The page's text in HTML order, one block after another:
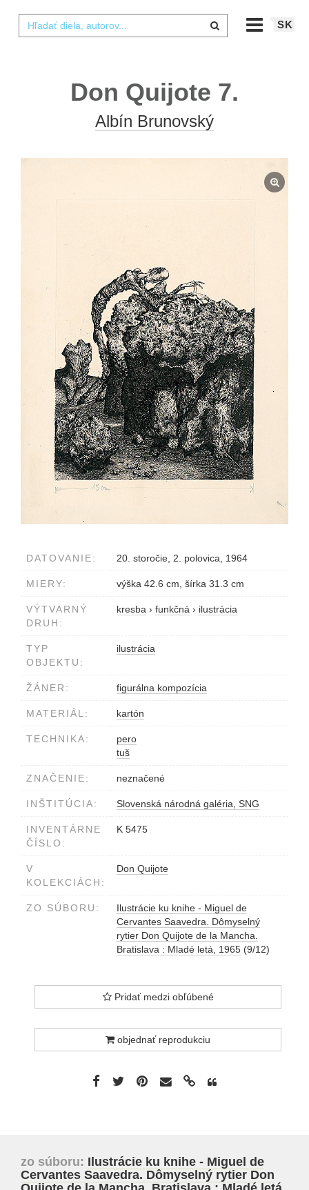
SK
Don Quijote 7.
Albín Brunovský
DATOVANIE: 20. storočie, 2. polovica, 1964
MIERY: výška 42.6 cm, šírka 31.3 cm
VÝTVARNÝ
DRUH:
kresba › funkčná › ilustrácia
TYP
OBJEKTU:
ilustrácia
ŽÁNER: figurálna kompozícia
MATERIÁL: kartón
TECHNIKA:
pero
tuš
ZNAČENIE: neznačené
INŠTITÚCIA: Slovenská národná galéria, SNG
INVENTÁRNE
ČÍSLO:
K 5475
V
KOLEKCIÁCH:
Don Quijote
ZO SÚBORU:
Ilustrácie ku knihe - Miguel de
Cervantes Saavedra. Dômyselný
rytier Don Quijote de la Mancha.
Bratislava : Mladé letá, 1965 (9/12)
Pridať medzi obľúbené
objednať reprodukciu
zo súboru: Ilustrácie ku knihe - Miguel de
Cervantes Saavedra. Dômyselný rytier Don